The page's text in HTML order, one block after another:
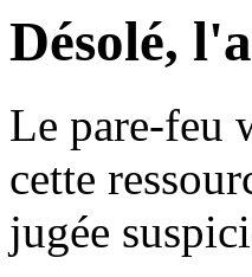
Désolé,
Le pare-feu
cette
jugée